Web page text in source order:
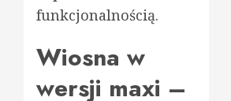
funkcjonalnością.
Wiosna w
wersji maxi –